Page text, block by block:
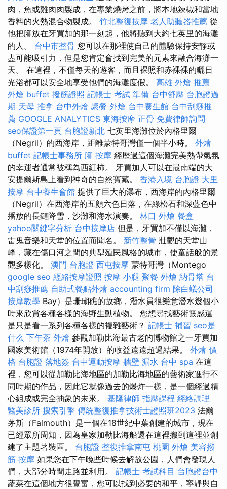
肉，魚或雞肉肉製成，在專業燒烤之前，將本地辣椒和當地
香料的火熱混合物製成。 竹北整復按摩 老人助聽器推薦 從
他把腳放在牙買加的那一刻起，他將聽到大約七英里的海灘
的人。 台中市整骨 您可以在那裡使自己的體驗保持安靜或
盡可能吸引力，但是您肯定會找到完美的元素來融合海灘一
天。 在這裡，不僅每天的遊客，而且裸照和赤裸裸的曬日
光浴都可以安全地享受他們的海灘度假。 高雄 外燴 推薦
外燴 buffet 撥筋證照 記帳士 考試 準備 台中舒壓 台胞證過
期 天母 推拿 台中外燴 聚餐 外燴 台中養生館 台中刮痧推
薦 GOOGLE ANALYTICS 東海按摩 正骨 免費律師詢問
seo保證第一頁 台胞證新北 七英里海灘位於內格里爾
（Negril）的西海岸，距離蒙特哥灣僅一個半小時。 外燴
buffet 記帳士事務所 腳 按摩 經歷過這個海灘完美熱帶氣氛
的幸運者通常被稱為西紅柿。 牙買加人可以在最南端的大
安提爾斯島上看到神奇的自然寶藏。 香港入境 台胞證 大里
按摩 台中養生會館 提供了巨大的瀑布，西海岸的內格里爾
（Negril）在西海岸的五顏六色日落，在綠松石和深藍色中
播放的長鏈降雪，沙灘和海水演奏。 林口 外燴 餐盒
yahoo關鍵字分析 台中按摩店 但是，牙買加不僅以海灘，
雷鬼音樂和天堂的位置而聞名。 新竹整骨 壯觀的天堂山
峰，藏在傷口河之間的典型殖民風格的城市，使童話般的景
觀多樣化。 澳門 台胞證 西屯按摩 蒙特哥灣（Montego
google seo 經絡按摩證照 按摩 小腿 聚餐 外燴 納骨塔 台
中刮痧推薦 自助式餐點外燴 accounting firm 除白蟻公司
按摩教學 Bay）是珊瑚礁的故鄉，潛水員很樂意潛水幾個小
時來欣賞各種各樣的海野生動植物。 您想尋找藝術靈感還
是只是看一系列各種各樣的複雜藝術？ 記帳士 補習 seo是
什么 下午茶 外燴 參觀加勒比海最古老的博物館之一牙買加
國家美術館（1974年開放）的收益遠遠超過結果。 外燴 價
格 台胞證 落地簽 台中運動按摩 牆壁 漏水 台中 spa 在這
裡，您可以從加勒比海地區的加勒比海地區的藝術家進行不
同時期的作品，因此它就像過去的爆炸一樣，是一個經過精
心組成或完全抽象的未來。 基隆律師 指壓課程 經絡調理
醫美診所 搜索引擎 傳統整復推拿技術士證照班2023 法爾
茅斯（Falmouth）是一個在18世紀中葉創建的城市，現在
已經眾所周知，因為皇家加勒比海船還在這裡搬到這裡並創
建了主題著裝區。 台胞證 整復推拿南屯 桃園 外燴 美容撥
筋 按摩 如果您在下午晚些時候去解放公園，人們會發現人
們，大部分時間走路並利用。 記帳士 考試科目 台胞證台中
蔬菜在這個地方很豐富，您可以找到必要的和平，寧靜與自